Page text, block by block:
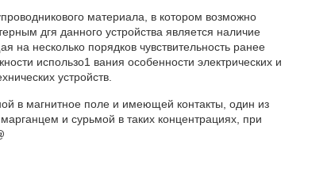
материала, в котором возможно
дгя данного устройства является наличие
несколько порядков чувствительность ранее
использо1 вания особенности электрических и
устройств.
в магнитное поле и имеющей контакты, один из
и сурьмой в таких концентрациях, при